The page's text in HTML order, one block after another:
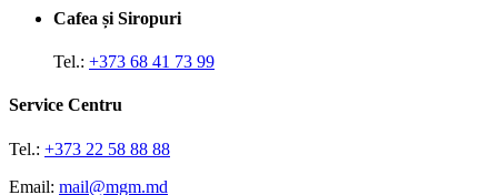
Cafea și Siropuri
Tel.: +373 68 41 73 99
Service Centru
Tel.: +373 22 58 88 88
Email: mail@mgm.md